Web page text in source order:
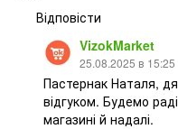
Відповісти
VizokMarket
25.08.2025 в 15:25
Пастернак Наталя,
відгуком. Будемо
магазині й надалі.